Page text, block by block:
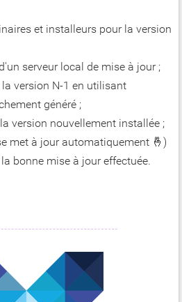
et installeurs pour la version
serveur local de mise à jour ;
version N-1 en utilisant
généré ;
version nouvellement installée ;
met à jour automatiquement 🤞)
bonne mise à jour effectuée.